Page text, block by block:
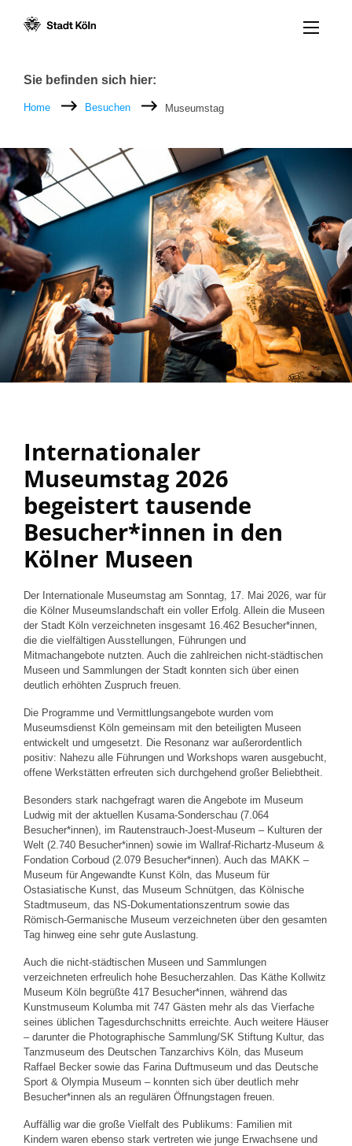
Menü
Breadcrumb
Sie befinden sich hier:
Home Besuchen Museumstag
Internationaler
Museumstag 2026
begeistert tausende
Besucher*innen in den
Kölner Museen
Der Internationale Museumstag am Sonntag, 17. Mai 2026, war für
die Kölner Museumslandschaft ein voller Erfolg. Allein die Museen
der Stadt Köln verzeichneten insgesamt 16.462 Besucher*innen,
die die vielfältigen Ausstellungen, Führungen und
Mitmachangebote nutzten. Auch die zahlreichen nicht-städtischen
Museen und Sammlungen der Stadt konnten sich über einen
deutlich erhöhten Zuspruch freuen.
Die Programme und Vermittlungsangebote wurden vom
Museumsdienst Köln gemeinsam mit den beteiligten Museen
entwickelt und umgesetzt. Die Resonanz war außerordentlich
positiv: Nahezu alle Führungen und Workshops waren ausgebucht,
offene Werkstätten erfreuten sich durchgehend großer Beliebtheit.
Besonders stark nachgefragt waren die Angebote im Museum
Ludwig mit der aktuellen Kusama-Sonderschau (7.064
Besucher*innen), im Rautenstrauch-Joest-Museum – Kulturen der
Welt (2.740 Besucher*innen) sowie im Wallraf-Richartz-Museum &
Fondation Corboud (2.079 Besucher*innen). Auch das MAKK –
Museum für Angewandte Kunst Köln, das Museum für
Ostasiatische Kunst, das Museum Schnütgen, das Kölnische
Stadtmuseum, das NS-Dokumentationszentrum sowie das
Römisch-Germanische Museum verzeichneten über den gesamten
Tag hinweg eine sehr gute Auslastung.
Auch die nicht-städtischen Museen und Sammlungen
verzeichneten erfreulich hohe Besucherzahlen. Das Käthe Kollwitz
Museum Köln begrüßte 417 Besucher*innen, während das
Kunstmuseum Kolumba mit 747 Gästen mehr als das Vierfache
seines üblichen Tagesdurchschnitts erreichte. Auch weitere Häuser
– darunter die Photographische Sammlung/SK Stiftung Kultur, das
Tanzmuseum des Deutschen Tanzarchivs Köln, das Museum
Raffael Becker sowie das Farina Duftmuseum und das Deutsche
Sport & Olympia Museum – konnten sich über deutlich mehr
Besucher*innen als an regulären Öffnungstagen freuen.
Auffällig war die große Vielfalt des Publikums: Familien mit
Kindern waren ebenso stark vertreten wie junge Erwachsene und